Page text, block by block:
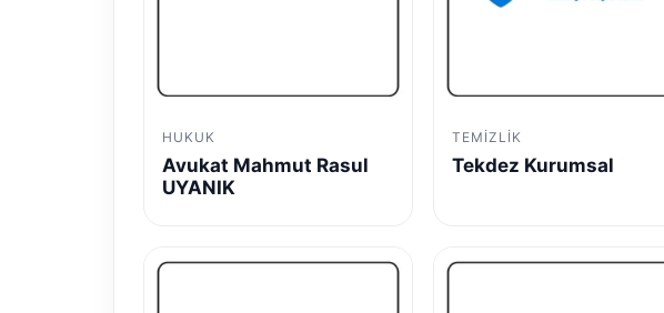
HUKUK
Avukat Mahmut Rasul
UYANIK
TEMIZLIK
Tekdez Kurumsal